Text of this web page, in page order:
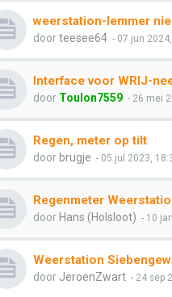
weerstation-lemmer
doorteesee64 - 07 jun
Interface voor WRIJ-
door Toulon7559 - 26 mei
Regen, meter op tilt
door brugje - 05 jul 2023,
Regenmeter
door Hans (Holsloot) - 10
Weerstation
door JeroenZwart - 24 sep